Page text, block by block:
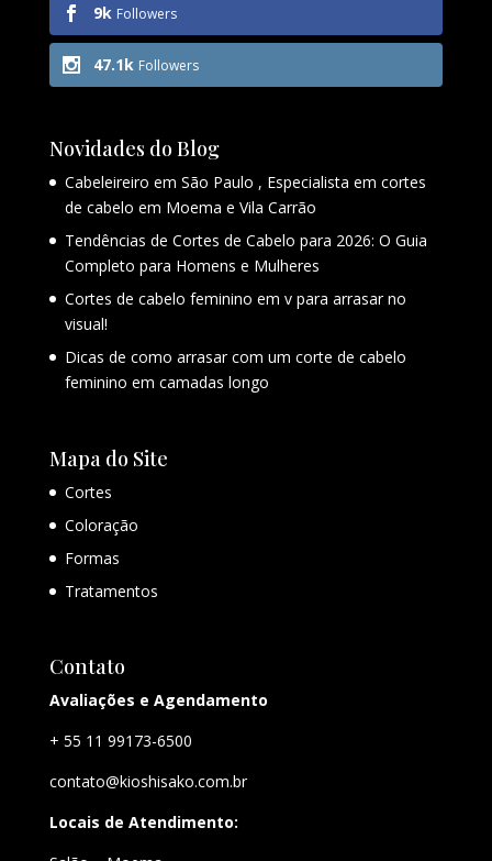
9k Followers
47.1k Followers
Novidades do Blog
Cabeleireiro em São Paulo , Especialista em cortes
de cabelo em Moema e Vila Carrão
Tendências de Cortes de Cabelo para 2026: O Guia
Completo para Homens e Mulheres
Cortes de cabelo feminino em v para arrasar no
visual!
Dicas de como arrasar com um corte de cabelo
feminino em camadas longo
Mapa do Site
Cortes
Coloração
Formas
Tratamentos
Contato
Avaliações e Agendamento
+ 55 11 99173-6500
contato@kioshisako.com.br
Locais de Atendimento: